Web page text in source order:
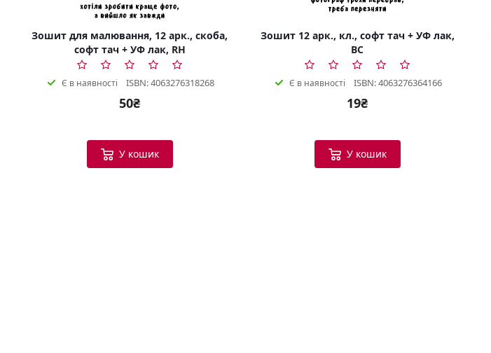
Зошит для малювання, 12 арк., скоба,
софт тач + УФ лак, RH
Є в наявності ISBN: 4063276318268
50₴
У кошик
Зошит 12 арк., кл., софт тач + УФ лак,
BC
Є в наявності ISBN: 4063276364166
19₴
У кошик